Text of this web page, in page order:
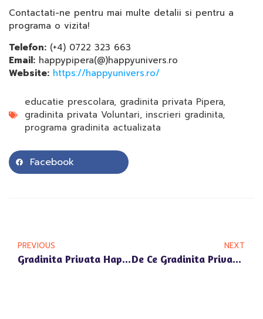
Contactati-ne pentru mai multe detalii si pentru a
programa o vizita!
Telefon: (+4) 0722 323 663
Email: happypipera(@)happyunivers.ro
Website: https://happyunivers.ro/
educatie prescolara, gradinita privata Pipera,
gradinita privata Voluntari, inscrieri gradinita,
programa gradinita actualizata
Facebook
PREVIOUS
Gradinita Privata Happy Univers Voluntari: Accent Pe Dezvoltarea Limbajului Copiilor Tai
NEXT
De Ce Gradinita Privata Happy Univers Este Alegerea Ideala Pentru Familiile Din Voluntari